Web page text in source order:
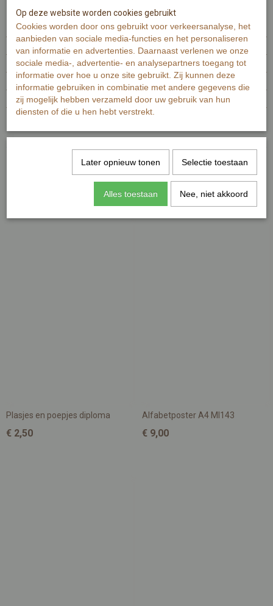
Specificaties
EAN code 7448102465458
Productcode leverancier 347
Netto gewicht 20,00 g
20,00 g
Afmetingen (l,b,h) 14,80 x 21 x 0 cm
Reacties
Plasjes en poepjes diploma
€ 2,50
Alfabetposter A4 MI143
€ 9,00
Op deze website worden cookies gebruikt
Cookies worden door ons gebruikt voor verkeersanalyse, het
aanbieden van sociale media-functies en het personaliseren
van informatie en advertenties. Daarnaast verlenen we onze
sociale media-, advertentie- en analysepartners toegang tot
informatie over hoe u onze site gebruikt. Zij kunnen deze
informatie gebruiken in combinatie met andere gegevens die
zij mogelijk hebben verzameld door uw gebruik van hun
diensten of die u hen hebt verstrekt.
Later opnieuw tonen Selectie toestaan
Alles toestaan Nee, niet akkoord